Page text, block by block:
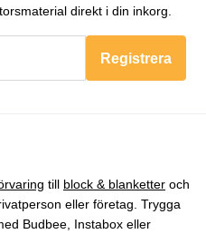
direkt i din inkorg.
Registrera
till block & blanketter och
eller företag. Trygga
Budbee, Instabox eller